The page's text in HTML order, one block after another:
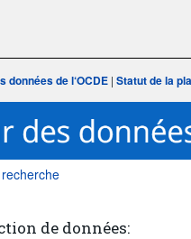
données de l‘OCDE | Statut de la
de données: